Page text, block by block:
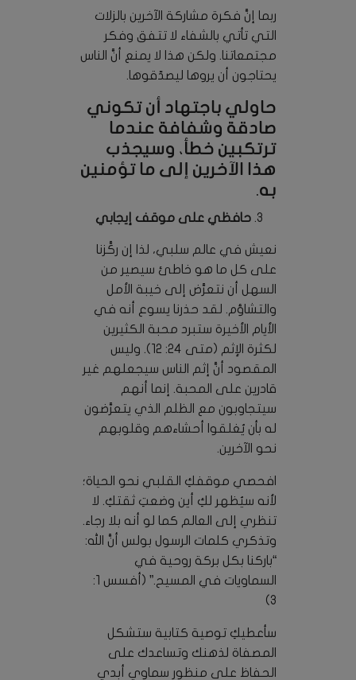
ربما إنَّ فكرة مشاركة الآخرين بالزلات
التي تأتي بالشفاء لا تتفق وفكر
مجتمعاتنا. ولكن هذا لا يمنع أنَّ الناس
يحتاجون أن يروها ليصدّقوها.
حاولي باجتهاد أن تكوني
صادقة وشفافة عندما
ترتكبين خطأ، وسيجذب
هذا الآخرين إلى ما تؤمنين
به.
حافظي على موقف إيجابي
نعيش في عالم سلبي، لذا إن ركَّزنا
على كل ما هو خاطئ سيصير من
السهل أن نتعرَّض إلى خيبة الأمل
والتشاؤم. لقد حذرنا يسوع أنه في
الأيام الأخيرة ستبرد محبة الكثيرين
لكثرة الإثم (متى 24: 12). وليس
المقصود أنَّ إثم الناس سيجعلهم غير
قادرين على المحبة. إنما أنهم
سيتجاوبون مع الظلم الذي يتعرَّضون
له بأن يُغلقوا أحشاءهم وقلوبهم
نحو الآخرين.
افحصي موقفكِ القلبي نحو الحياة؛
لأنه سيُظهر لكِ أين وضعتِ ثقتكِ. لا
تنظري إلى العالم كما لو أنه بلا رجاء.
وتذكري كلمات الرسول بولس أنَّ الله:
“باركنا بكل بركة روحية في
السماويات في المسيح.” (أفسس 1:
3)
سأعطيكِ توصية كتابية ستشكل
المصفاة لذهنك وتساعدك على
الحفاظ على منظور سماوي أبدي